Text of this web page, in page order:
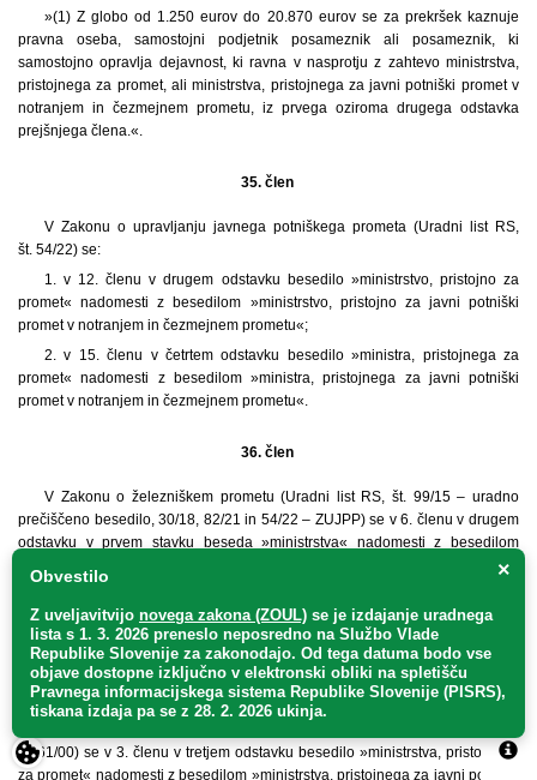
»(1) Z globo od 1.250 eurov do 20.870 eurov se za prekršek kaznuje
pravna oseba, samostojni podjetnik posameznik ali posameznik, ki
samostojno opravlja dejavnost, ki ravna v nasprotju z zahtevo ministrstva,
pristojnega za promet, ali ministrstva, pristojnega za javni potniški promet v
notranjem in čezmejnem prometu, iz prvega oziroma drugega odstavka
prejšnjega člena.«.
35. člen
V Zakonu o upravljanju javnega potniškega prometa (Uradni list RS,
št. 54/22) se:
1. v 12. členu v drugem odstavku besedilo »ministrstvo, pristojno za
promet« nadomesti z besedilom »ministrstvo, pristojno za javni potniški
promet v notranjem in čezmejnem prometu«;
2. v 15. členu v četrtem odstavku besedilo »ministra, pristojnega za
promet« nadomesti z besedilom »ministra, pristojnega za javni potniški
promet v notranjem in čezmejnem prometu«.
36. člen
V Zakonu o železniškem prometu (Uradni list RS, št. 99/15 – uradno
prečiščeno besedilo, 30/18, 82/21 in 54/22 – ZUJPP) se v 6. členu v drugem
odstavku v prvem stavku beseda »ministrstva« nadomesti z besedilom
»ministrstva, pristojnega za javni potniški promet v notranjem in čezmejnem
prometu«, v drugem stavku pa beseda »ministrstvo« z besedilom
»ministrstvo, pristojno za javni potniški promet v notranjem in čezmejnem
prometu,«.
37. člen
št. 61/00) se v 3. členu v tretjem odstavku besedilo »ministrstva, pristojnega
za promet« nadomesti z besedilom »ministrstva, pristojnega za javni potniški
×
Obvestilo
Z uveljavitvijo novega zakona (ZOUL) se je izdajanje uradnega
lista s 1. 3. 2026 preneslo neposredno na Službo Vlade
Republike Slovenije za zakonodajo. Od tega datuma bodo vse
objave dostopne izključno v elektronski obliki na spletišču
Pravnega informacijskega sistema Republike Slovenije (PISRS),
tiskana izdaja pa se z 28. 2. 2026 ukinja.